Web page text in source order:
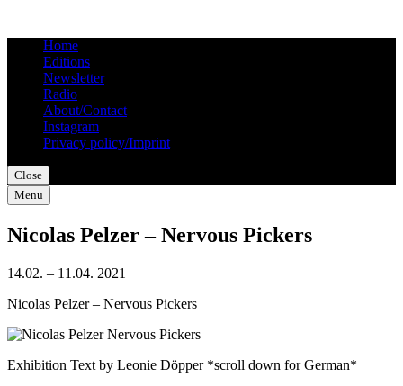
Home
Editions
Newsletter
Radio
About/Contact
Instagram
Privacy policy/Imprint
Close
Menu
Nicolas Pelzer – Nervous Pickers
14.02. – 11.04. 2021
Nicolas Pelzer – Nervous Pickers
Exhibition Text by Leonie Döpper *scroll down for German*